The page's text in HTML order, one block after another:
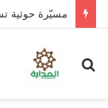
مسيّرة حوثية